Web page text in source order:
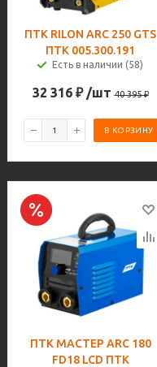
ПТК RILON ARC 250 GTS
ПТК 005.300.191
Есть в наличии (58)
32 316₽ /шт 40 395₽
В КОРЗИНУ
ПТК МАСТЕР ARC 180
FD18 LCD ПТК